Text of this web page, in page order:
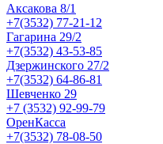
Аксакова 8/1
+7(3532) 77-21-12
Гагарина 29/2
+7(3532) 43-53-85
Дзержинского 27/2
+7(3532) 64-86-81
Шевченко 29
+7 (3532) 92-99-79
ОренКасса
+7(3532) 78-08-50